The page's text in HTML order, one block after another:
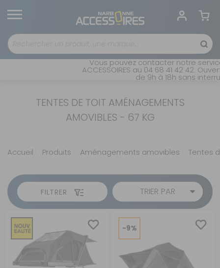
Vous pouvez contacter notre service
ACCESSOIRES au 04 68 41 42 42.
de 9h à 18h sans
TENTES DE TOIT AMÉNAGEMENTS
AMOVIBLES - 67 KG
Accueil Produits Aménagements amovibles Tentes
FILTRER TRIER PAR
-9%